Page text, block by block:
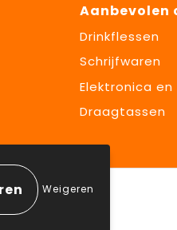
Aanbevolen
Drinkflessen
Schrijfwaren
Elektronica
Draagtassen
Weigeren